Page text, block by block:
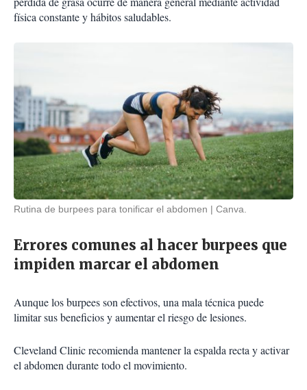
física constante y hábitos saludables.
Rutina de burpees para tonificar el abdomen Canva.
Errores comunes al hacer burpees que
impiden marcar el abdomen
Aunque los burpees son efectivos, una mala técnica puede
limitar sus beneficios y aumentar el riesgo de lesiones.
Cleveland Clinic recomienda mantener la espalda recta y activar
el abdomen durante todo el movimiento.